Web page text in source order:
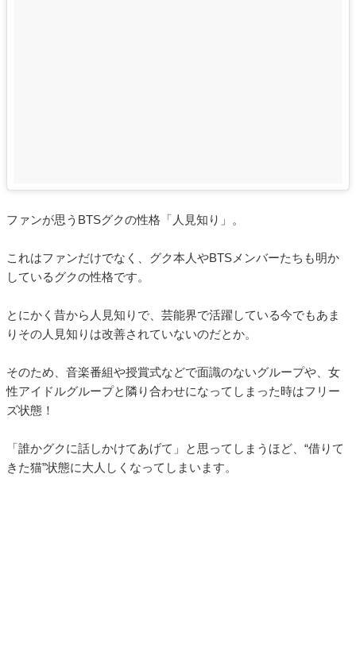
ファンが思うBTSグクの性格「人見知り」。
これはファンだけでなく、グク本人やBTSメンバーたちも明か
しているグクの性格です。
とにかく昔から人見知りで、芸能界で活躍している今でもあま
りその人見知りは改善されていないのだとか。
そのため、音楽番組や授賞式などで面識のないグループや、女
性アイドルグループと隣り合わせになってしまった時はフリー
ズ状態！
「誰かグクに話しかけてあげて」と思ってしまうほど、“借りて
きた猫”状態に大人しくなってしまいます。